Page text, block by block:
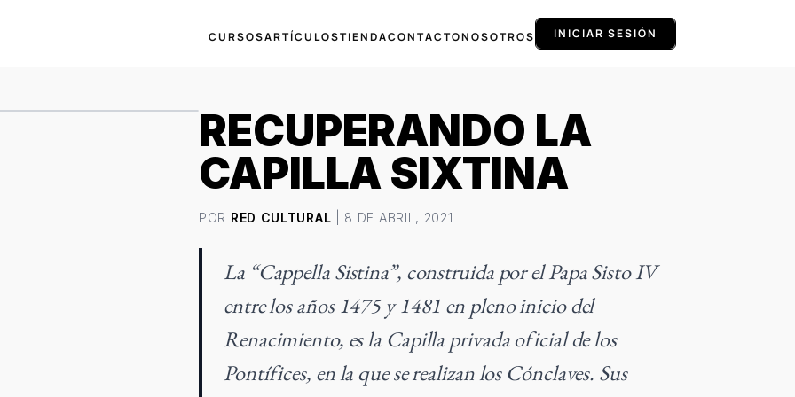
CURSOSARTÍCULOSTIENDACONTACTONOSOTROS INICIAR SESIÓN
RECUPERANDO LA
CAPILLA SIXTINA
POR RED CULTURAL | 8 DE ABRIL, 2021
La “Cappella Sistina”, construida por el Papa Sisto IV
entre los años 1475 y 1481 en pleno inicio del
Renacimiento, es la Capilla privada oficial de los
Pontífices, en la que se realizan los Cónclaves. Sus